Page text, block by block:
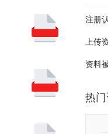
注册
上传
资料
热